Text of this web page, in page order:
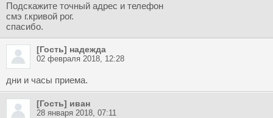
Подскажите точный адрес и телефон
смэ г.кривой рог.
спасибо.
[Гость] надежда
02 февраля 2018, 12:28
дни и часы приема.
[Гость] иван
28 января 2018, 07:11